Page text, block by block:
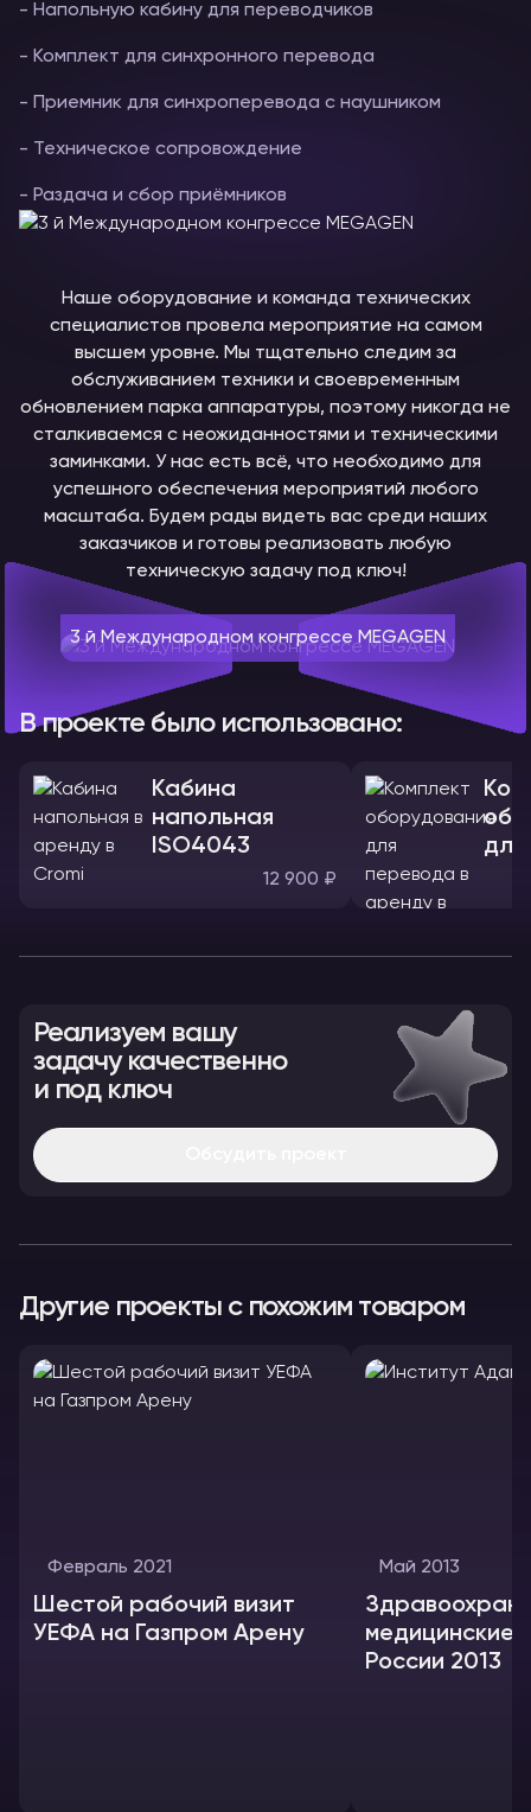
- Напольную кабину для переводчиков
- Комплект для синхронного перевода
- Приемник для синхроперевода с наушником
- Техническое сопровождение
- Раздача и сбор приёмников
Наше оборудование и команда технических
специалистов провела мероприятие на самом
высшем уровне. Мы тщательно следим за
обслуживанием техники и своевременным
обновлением парка аппаратуры, поэтому никогда не
сталкиваемся с неожиданностями и техническими
заминками. У нас есть всё, что необходимо для
успешного обеспечения мероприятий любого
масштаба. Будем рады видеть вас среди наших
заказчиков и готовы реализовать любую
техническую задачу под ключ!
3 й Международном конгрессе MEGAGEN
В проекте было использовано:
Кабина
напольная
ISO4043
12 900 ₽
Реализуем вашу
задачу качественно
и под ключ
Другие проекты с похожим товаром
Февраль 2021
Шестой рабочий визит
УЕФА на Газпром Арену
Май 2013
медицинские
России 2013